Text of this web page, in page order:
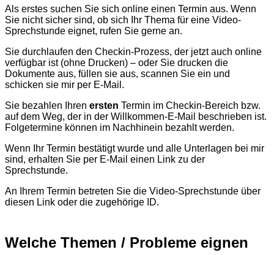
Als erstes suchen Sie sich online einen Termin aus. Wenn
Sie nicht sicher sind, ob sich Ihr Thema für eine Video-
Sprechstunde eignet, rufen Sie gerne an.
Sie durchlaufen den Checkin-Prozess, der jetzt auch online
verfügbar ist (ohne Drucken) – oder Sie drucken die
Dokumente aus, füllen sie aus, scannen Sie ein und
schicken sie mir per E-Mail.
Sie bezahlen Ihren ersten Termin im Checkin-Bereich bzw.
auf dem Weg, der in der Willkommen-E-Mail beschrieben ist.
Folgetermine können im Nachhinein bezahlt werden.
Wenn Ihr Termin bestätigt wurde und alle Unterlagen bei mir
sind, erhalten Sie per E-Mail einen Link zu der
Sprechstunde.
An Ihrem Termin betreten Sie die Video-Sprechstunde über
diesen Link oder die zugehörige ID.
Welche Themen / Probleme eignen